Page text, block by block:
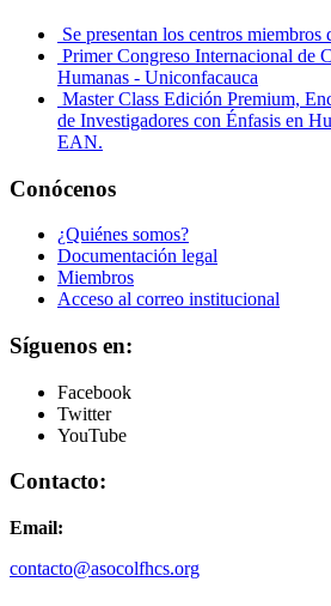
Se presentan los centros
Primer Congreso Internacional de
Humanas - Uniconfacauca
Master Class Edición Premium,
de Investigadores con Énfasis en
EAN.
Conócenos
¿Quiénes somos?
Documentación legal
Miembros
Acceso al correo institucional
Síguenos en:
Facebook
Twitter
YouTube
Contacto:
Email:
contacto@asocolfhcs.org